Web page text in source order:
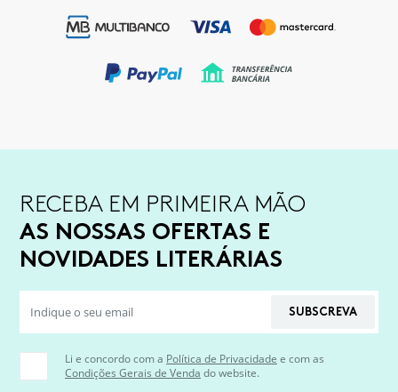
RECEBA EM PRIMEIRA MÃO
AS NOSSAS OFERTAS E
NOVIDADES LITERÁRIAS
SUBSCREVA
Li e concordo com a Política de Privacidade e com as
Condições Gerais de Venda do website.